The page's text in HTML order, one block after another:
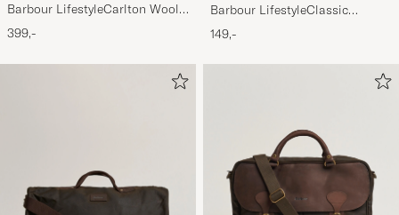
Barbour LifestyleCarlton Wool
BeanieMid Brown
399,-
Barbour LifestyleClassic
Thornproof Dressing
149,-